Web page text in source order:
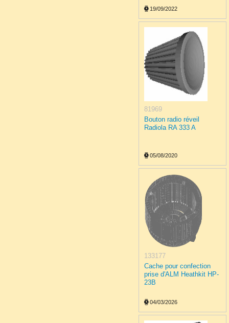
19/09/2022
81969
Bouton radio réveil
Radiola RA 333 A
05/08/2020
133177
Cache pour confection
prise d'ALM Heathkit HP-
23B
04/03/2026